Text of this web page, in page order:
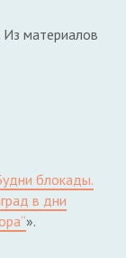
Из материалов
блокады.
в дни
“».